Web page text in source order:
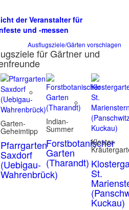
der Veranstalter für
und -messen
Ausflugsziele/Gärten vorschlagen
für Gärtner und
Garten-
Geheimtipp
Pfarrgarten
Saxdorf
(Uebigau-
Wahrenbrück)
Indian-
Summer
Forstbotanischer
Garten
(Tharandt)
Kloster-
St.
Kuckau)